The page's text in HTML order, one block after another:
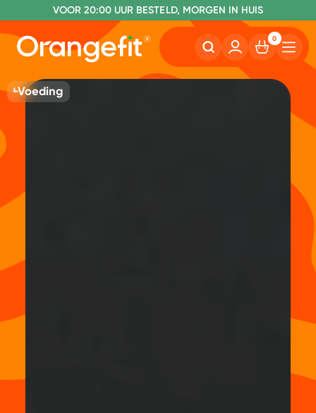
NR. 1 GETEST CONSUMENTENBOND
VOOR 20:00 UUR BESTELD, MORGEN IN HUIS
0
Voeding